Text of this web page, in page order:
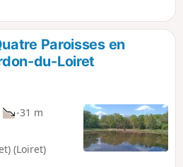
surprendre au
des canards et
c'est la SologneParoisses en
du-Loiret
-31 m
(Loiret)